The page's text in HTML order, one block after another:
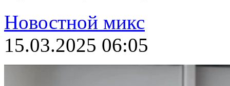
Новостной микс
15.03.2025 06:05